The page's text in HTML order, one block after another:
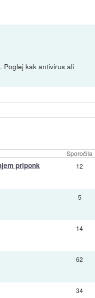
Poglej kak antivirus ali
Sporočila
priponk 12
5
14
62
34